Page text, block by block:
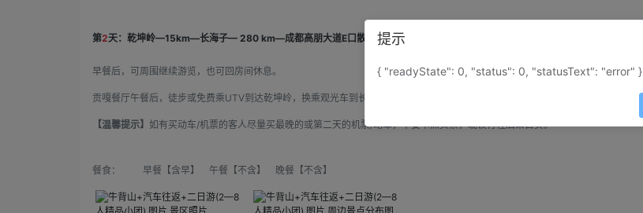
第2天：乾坤岭—15km—长海子— 280 km—成都高朋大道E口散团(全程约295km，行车约7小时)
早餐后，可周围继续游览，也可回房间休息。
贡嘎餐厅午餐后，徒步或免费乘UTV到达乾坤岭，换乘观光车到长海子。14：00左右，在长海子乘车返回成都。
【温馨提示】 如有买动车/机票的客人尽量买最晚的或第二天的机票/动车，不要卡点买票，耽误行程后果自负。
餐食： 早餐【含早】 午餐【不含】 晚餐【不含】
提示
{ "readyState": 0, "status": 0, "statusText": "error" }